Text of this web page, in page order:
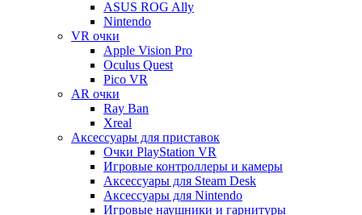
ASUS ROG Ally
Nintendo
VR очки
Apple Vision Pro
Oculus Quest
Pico VR
AR очки
Ray Ban
Xreal
Аксессуары для приставок
Очки PlayStation VR
Игровые контроллеры и камеры
Аксессуары для Steam Desk
Аксессуары для Nintendo
Игровые наушники и гарнитуры